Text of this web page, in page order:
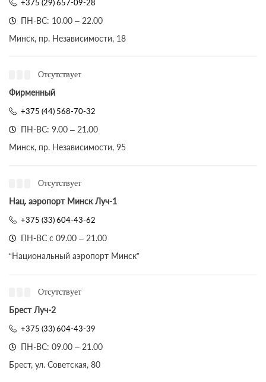
+375 (29) 657-09-28
ПН-ВС: 10.00 – 22.00
Минск, пр. Независимости, 18
Отсутствует
Фирменный
+375 (44) 568-70-32
ПН-ВС: 9.00 – 21.00
Минск, пр. Независимости, 95
Отсутствует
Нац. аэропорт Минск Луч-1
+375 (33) 604-43-62
ПН-ВС с 09.00 – 21.00
“Национальный аэропорт Минск”
Отсутствует
Брест Луч-2
+375 (33) 604-43-39
ПН-ВС: 09.00 – 21.00
Брест, ул. Советская, 80